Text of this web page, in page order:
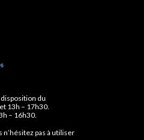
du
13h – 17h30.
– 16h30.
pas à utiliser